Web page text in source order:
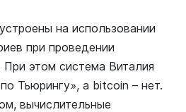
на использовании
при проведении
этом система Виталия
Тьюрингу», а bitcoin – нет.
вычислительные